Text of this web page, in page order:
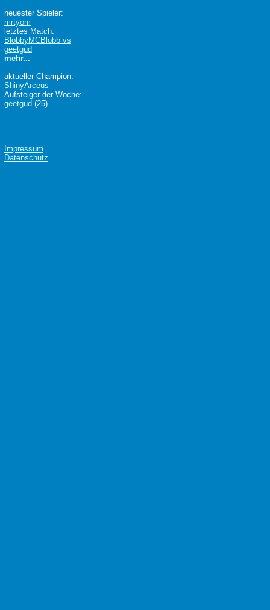
neuester Spieler:
mrtyom
letztes Match:
BlobbyMCBlobb vs
geetgud
mehr...
aktueller Champion:
ShinyArceus
Aufsteiger der Woche:
geetgud (25)
Impressum
Datenschutz